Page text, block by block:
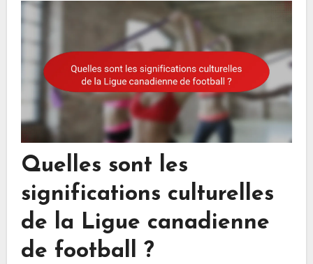
Quelles sont les
significations culturelles
de la Ligue canadienne
de football ?